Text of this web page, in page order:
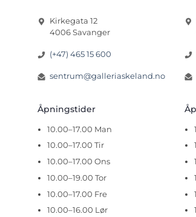
Kirkegata 12
4006 Savanger
(+47) 465 15 600
sentrum@galleriaskeland.no
Åpningstider
10.00–17.00 Man
10.00–17.00 Tir
10.00–17.00 Ons
10.00–19.00 Tor
10.00–17.00 Fre
10.00–16.00 Lør